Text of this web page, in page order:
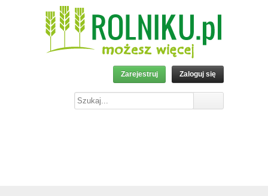
Zarejestruj Zaloguj się